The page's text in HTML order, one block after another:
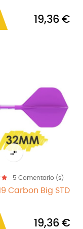
19,36 €

5 Comentario (s)
Carbon Big STD
19,36 €